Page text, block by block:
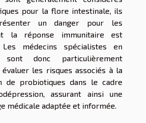
pour la flore intestinale, ils
un danger pour les
la réponse immunitaire est
Les médecins spécialistes en
sont donc particulièrement
les risques associés à la
de probiotiques dans le cadre
assurant ainsi une
médicale adaptée et informée.